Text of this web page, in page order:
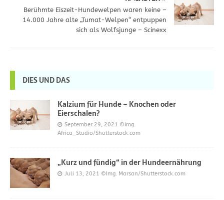
Berühmte Eiszeit-Hundewelpen waren keine –
14.000 Jahre alte „Tumat-Welpen“ entpuppen
sich als Wolfsjunge – Scinexx
DIES UND DAS
Kalzium für Hunde – Knochen oder
Eierschalen?
September 29, 2021 ©Img.
Africa_Studio/Shutterstock.com
„Kurz und fündig“ in der Hundeernährung
Juli 13, 2021 ©Img. Marsan/Shutterstock.com